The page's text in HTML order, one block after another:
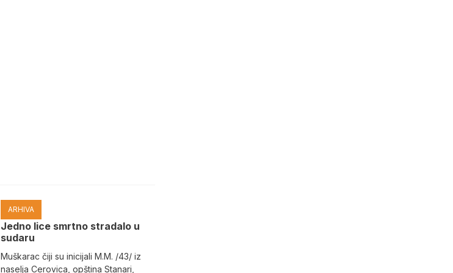
ARHIVA
Јedno lice smrtno stradalo u
sudaru
Muškarac čiji su inicijali M.M. /43/ iz
naselja Cerovica, opština Stanari,